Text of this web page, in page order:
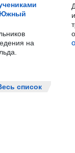
на
список